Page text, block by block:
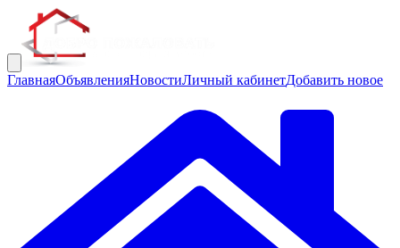
ГлавнаяОбъявленияНовостиЛичный кабинетДобавить новое